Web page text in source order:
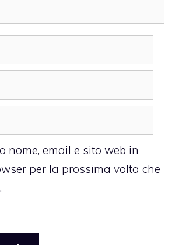
nome, email e sito web in
per la prossima volta che